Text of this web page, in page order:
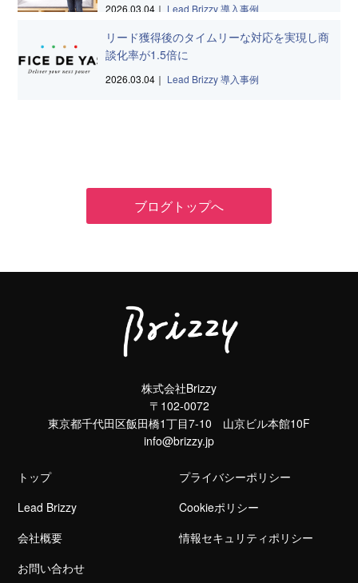
2026.03.04｜ Lead Brizzy 導入事例
リード獲得後のタイムリーな対応を実現し商
談化率が1.5倍に
2026.03.04｜ Lead Brizzy 導入事例
ブログトップへ
株式会社Brizzy
〒102-0072
東京都千代田区飯田橋1丁目7-10 山京ビル本館10F
info@brizzy.jp
トップ
Lead Brizzy
会社概要
プライバシーポリシー
Cookieポリシー
情報セキュリティポリシー
お問い合わせ